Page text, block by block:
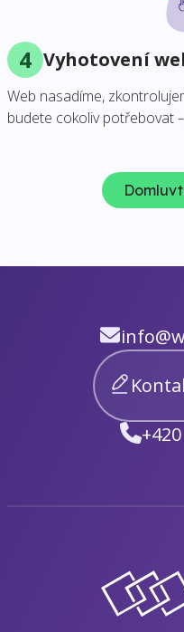
4 Vyhotovení
Web nasadíme,
budete cokoliv potřebovat